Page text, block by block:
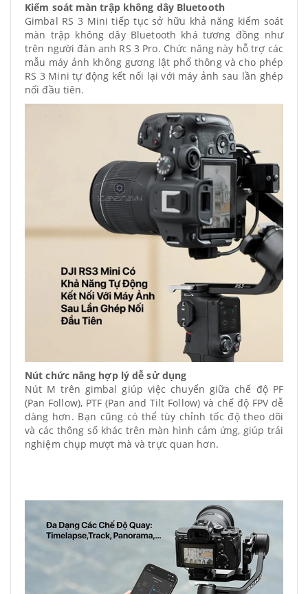
Kiểm soát màn trập không dây Bluetooth
Gimbal RS 3 Mini tiếp tục sở hữu khả năng kiểm soát
màn trập không dây Bluetooth khá tương đồng như
trên người đàn anh RS 3 Pro. Chức năng này hỗ trợ các
mẫu máy ảnh không gương lật phổ thông và cho phép
RS 3 Mini tự động kết nối lại với máy ảnh sau lần ghép
nối đầu tiên.
Nút chức năng hợp lý dễ sử dụng
Nút M trên gimbal giúp việc chuyển giữa chế độ PF
(Pan Follow), PTF (Pan and Tilt Follow) và chế độ FPV dễ
dàng hơn. Bạn cũng có thể tùy chỉnh tốc độ theo dõi
và các thông số khác trên màn hình cảm ứng, giúp trải
nghiệm chụp mượt mà và trực quan hơn.